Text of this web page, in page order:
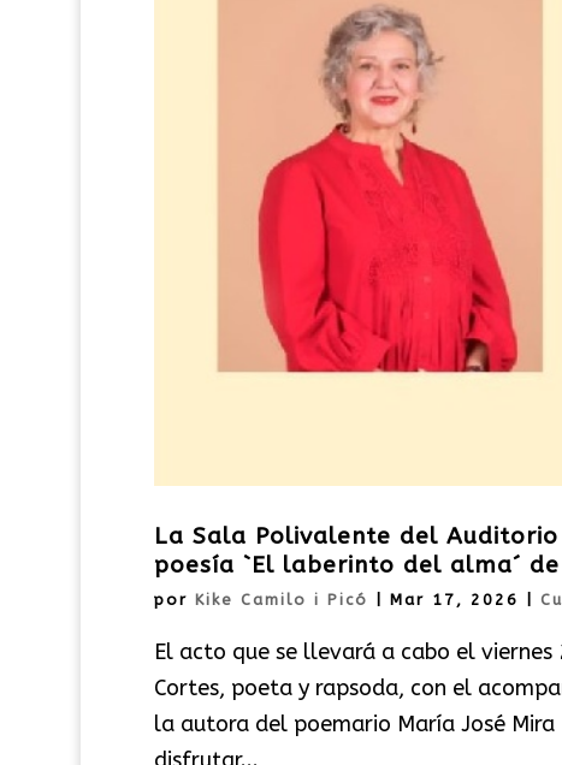
La Sala Polivalente del
poesía `El laberinto del alma´
por Kike Camilo i Picó Mar 17, 2026
El acto que se llevará a cabo el
Cortes, poeta y rapsoda, con el
la autora del poemario María José